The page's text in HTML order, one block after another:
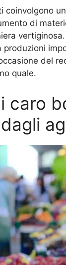
coinvolgono
di
produzioni
del
quale.
caro